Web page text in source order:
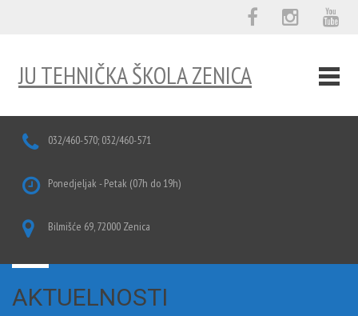
JU TEHNIČKA ŠKOLA ZENICA
032/460-570; 032/460-571
Ponedjeljak - Petak (07h do 19h)
Bilmišće 69, 72000 Zenica
AKTUELNOSTI